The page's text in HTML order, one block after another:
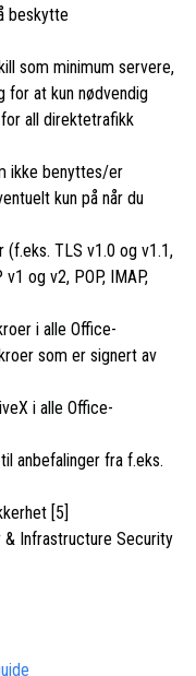
beskytte
som minimum servere,
for at kun nødvendig
all direktetrafikk
ikke benyttes/er
kun på når du
TLS v1.0 og v1.1,
og v2, POP, IMAP,
i alle Office-
som er signert av
i alle Office-
anbefalinger fra f.eks.
[5]
& Infrastructure Security